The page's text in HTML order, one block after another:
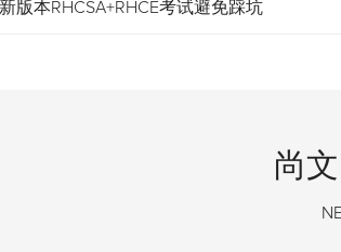
版本RHCSA+RHCE考试避免踩坑
尚